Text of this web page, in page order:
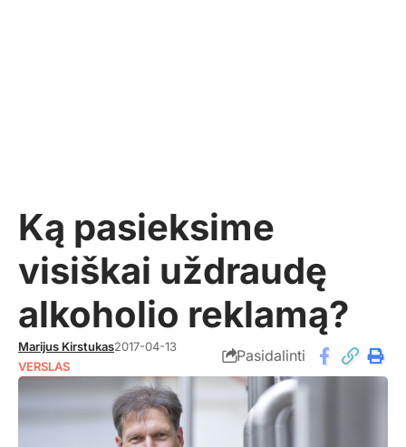
Ką pasieksime
visiškai uždraudę
alkoholio reklamą?
Marijus Kirstukas2017-04-13
VERSLAS
Pasidalinti